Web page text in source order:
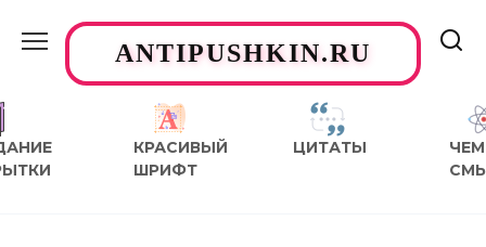
содержаниюANTIPUSHKIN.RU
КРАСИВЫЙ
ШРИФТ
ЦИТАТЫ
ЧЕМ